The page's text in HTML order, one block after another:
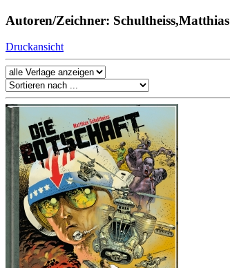
Autoren/Zeichner: Schultheiss,Matthias
Druckansicht